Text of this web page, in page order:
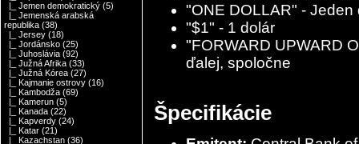
|_ Jemen demokratický (5)
|_ Jemenská arabská
republika (38)
|_ Jersey (18)
|_ Jordánsko (25)
|_ Juhoslávia (92)
|_ Južná Afrika (33)
|_ Južná Kórea (27)
|_ Kajmanie ostrovy (16)
|_ Kambodža (69)
|_ Kamerun (5)
|_ Kanada (22)
|_ Kapverdy (24)
|_ Katar (21)
|_ Kazachstan (36)
"ONE DOLLAR" - Jeden
"$1" - 1 dolár
"FORWARD UPWARD
ďalej, spoločne
Špecifikácie